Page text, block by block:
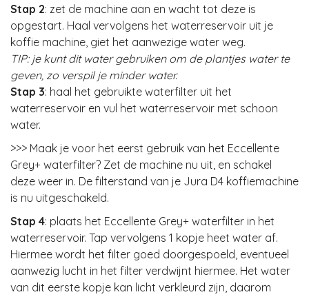
Stap 2: zet de machine aan en wacht tot deze is
opgestart. Haal vervolgens het waterreservoir uit je
koffie machine, giet het aanwezige water weg.
TIP: je kunt dit water gebruiken om de plantjes water te
geven, zo verspil je minder water.
Stap 3: haal het gebruikte waterfilter uit het
waterreservoir en vul het waterreservoir met schoon
water.
>>> Maak je voor het eerst gebruik van het Eccellente
Grey+ waterfilter? Zet de machine nu uit, en schakel
deze weer in. De filterstand van je Jura D4 koffiemachine
is nu uitgeschakeld.
Stap 4: plaats het Eccellente Grey+ waterfilter in het
waterreservoir. Tap vervolgens 1 kopje heet water af.
Hiermee wordt het filter goed doorgespoeld, eventueel
aanwezig lucht in het filter verdwijnt hiermee. Het water
van dit eerste kopje kan licht verkleurd zijn, daarom